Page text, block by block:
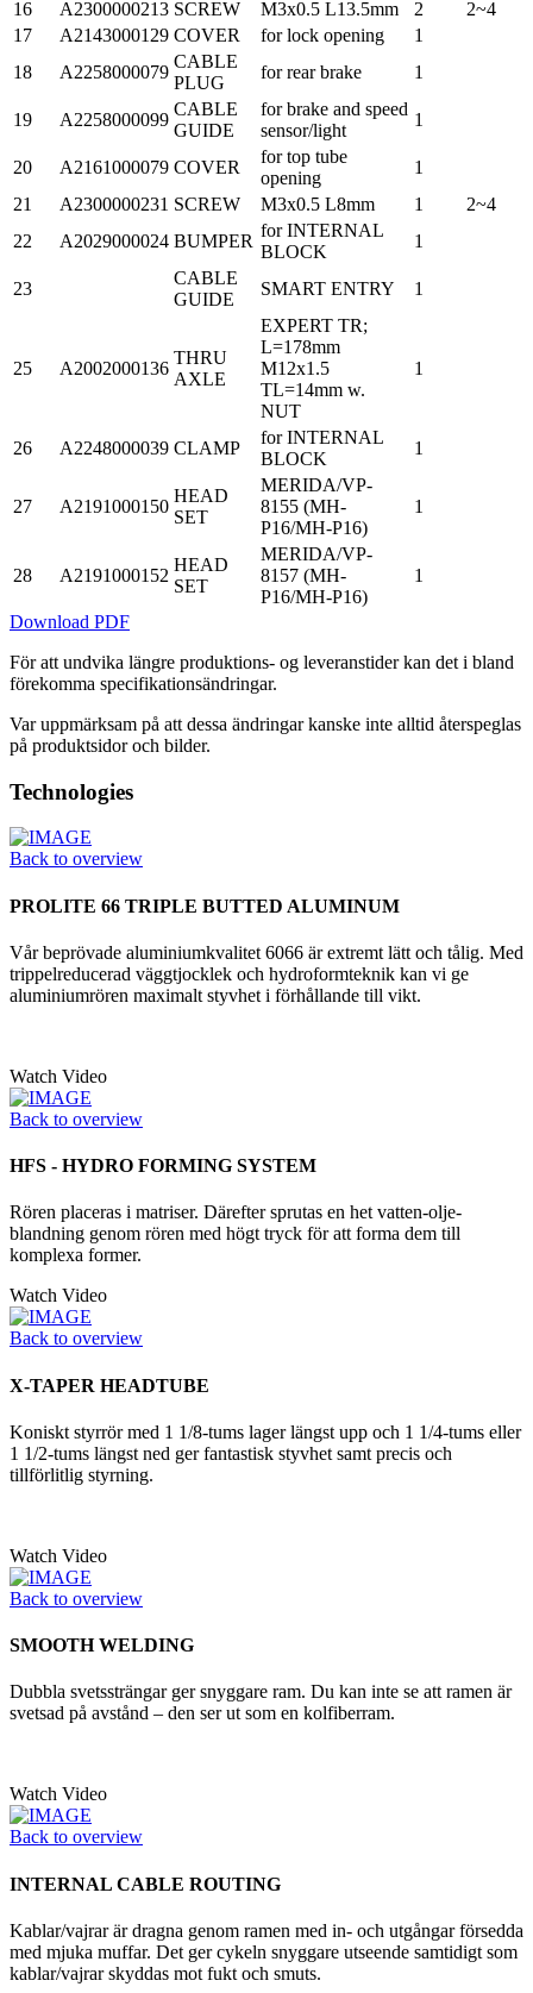
16 A2300000213 SCREW M3x0.5 L13.5mm 2
2~4
17
A2143000129 COVER for lock opening
1
18
A2258000079
CABLE
PLUG
for rear brake 1
19 A2258000099
CABLE
GUIDE
for brake and speed
sensor/light
1
20 A2161000079 COVER
for top tube
opening
1
21
A2300000231 SCREW M3x0.5 L8mm 1
2~4
22
A2029000024 BUMPER
for INTERNAL
BLOCK
1
23
CABLE
GUIDE
SMART ENTRY 1
25 A2002000136
THRU
AXLE
EXPERT TR;
L=178mm
M12x1.5
TL=14mm w.
NUT
1
26 A2248000039 CLAMP
for INTERNAL
BLOCK
1
27 A2191000150
HEAD
SET
MERIDA/VP-
8155 (MH-
P16/MH-P16)
1
28 A2191000152
HEAD
SET
MERIDA/VP-
8157 (MH-
P16/MH-P16)
1
Download PDF
För att undvika längre produktions- og leveranstider kan det i bland
förekomma specifikationsändringar.
Var uppmärksam på att dessa ändringar kanske inte alltid återspeglas
på produktsidor och bilder.
Technologies
Back to overview
PROLITE 66 TRIPLE BUTTED ALUMINUM
Vår beprövade aluminiumkvalitet 6066 är extremt lätt och tålig. Med
trippelreducerad väggtjocklek och hydroformteknik kan vi ge
aluminiumrören maximalt styvhet i förhållande till vikt.
Watch Video
Back to overview
HFS - HYDRO FORMING SYSTEM
Rören placeras i matriser. Därefter sprutas en het vatten-olje-
blandning genom rören med högt tryck för att forma dem till
komplexa former.
Watch Video
Back to overview
X-TAPER HEADTUBE
Koniskt styrrör med 1 1/8-tums lager längst upp och 1 1/4-tums eller
1 1/2-tums längst ned ger fantastisk styvhet samt precis och
tillförlitlig styrning.
Watch Video
Back to overview
SMOOTH WELDING
Dubbla svetssträngar ger snyggare ram. Du kan inte se att ramen är
svetsad på avstånd – den ser ut som en kolfiberram.
Watch Video
Back to overview
INTERNAL CABLE ROUTING
Kablar/vajrar är dragna genom ramen med in- och utgångar försedda
med mjuka muffar. Det ger cykeln snyggare utseende samtidigt som
kablar/vajrar skyddas mot fukt och smuts.